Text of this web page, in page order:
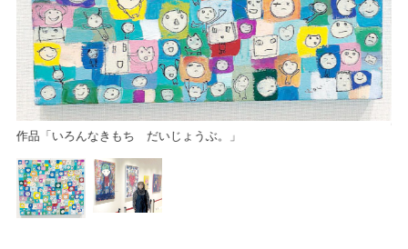
作品「いろんなきもち だいじょうぶ。」